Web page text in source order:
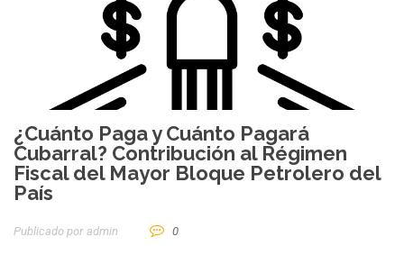
¿Cuánto Paga y Cuánto Pagará
Cubarral? Contribución al Régimen
Fiscal del Mayor Bloque Petrolero del
País
Publicado por Admin 0